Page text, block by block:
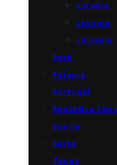
Estonia
Letonia
Lituania
Perú
Polonia
Portugal
República
Suecia
Suiza
Túnez